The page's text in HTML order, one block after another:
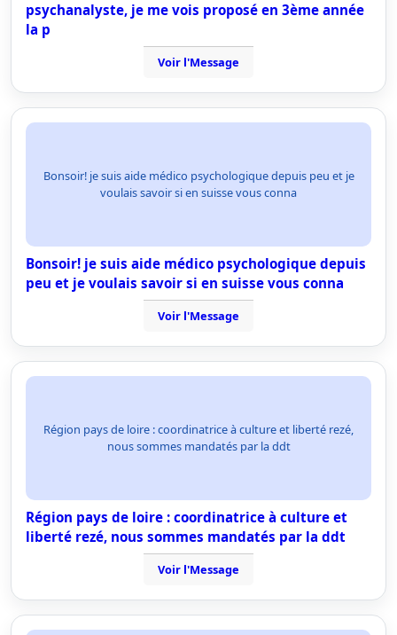
psychanalyste, je me vois proposé en 3ème année
la p
Voir l'Message
Bonsoir! je suis aide médico psychologique depuis peu et je
voulais savoir si en suisse vous conna
Bonsoir! je suis aide médico psychologique depuis
peu et je voulais savoir si en suisse vous conna
Voir l'Message
Région pays de loire : coordinatrice à culture et liberté rezé,
nous sommes mandatés par la ddt
Région pays de loire : coordinatrice à culture et
liberté rezé, nous sommes mandatés par la ddt
Voir l'Message